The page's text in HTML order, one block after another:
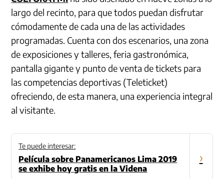
largo del recinto, para que todos puedan disfrutar
cómodamente de cada una de las actividades
programadas. Cuenta con dos escenarios, una zona
de exposiciones y talleres, feria gastronómica,
pantalla gigante y punto de venta de tickets para
las competencias deportivas (Teleticket)
ofreciendo, de esta manera, una experiencia integral
al visitante.
Te puede interesar:
Película sobre Panamericanos Lima 2019
se exhibe hoy gratis en la Videna
›